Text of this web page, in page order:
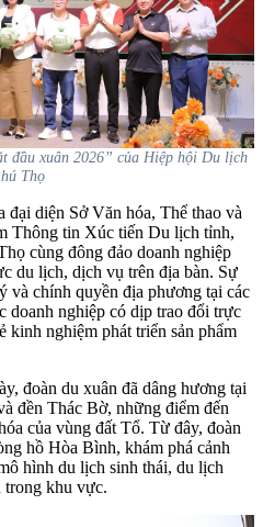
đầu xuân 2026” của Hiệp hội Du lịch
Thọ
diện Sở Văn hóa, Thể thao và
Thông tin Xúc tiến Du lịch tỉnh,
cùng đông đảo doanh nghiệp
du lịch, dịch vụ trên địa bàn. Sự
và chính quyền địa phương tại các
doanh nghiệp có dịp trao đổi trực
kinh nghiệm phát triển sản phẩm
đoàn du xuân đã dâng hương tại
đền Thác Bờ, những điểm đến
của vùng đất Tổ. Từ đây, đoàn
hồ Hòa Bình, khám phá cảnh
hình du lịch sinh thái, du lịch
trong khu vực.